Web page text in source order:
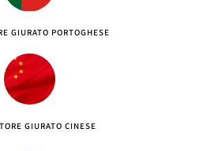
GIURATO PORTOGHESE
GIURATO CINESE